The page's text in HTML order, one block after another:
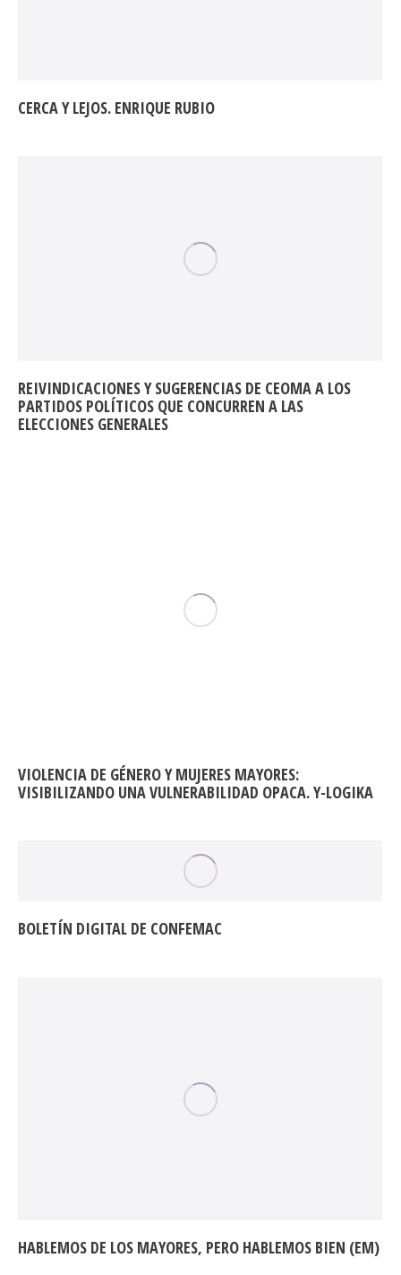
CERCA Y LEJOS. ENRIQUE RUBIO
REIVINDICACIONES Y SUGERENCIAS DE CEOMA A LOS
PARTIDOS POLÍTICOS QUE CONCURREN A LAS
ELECCIONES GENERALES
VIOLENCIA DE GÉNERO Y MUJERES MAYORES:
VISIBILIZANDO UNA VULNERABILIDAD OPACA. Y-LOGIKA
BOLETÍN DIGITAL DE CONFEMAC
HABLEMOS DE LOS MAYORES, PERO HABLEMOS BIEN (EM)